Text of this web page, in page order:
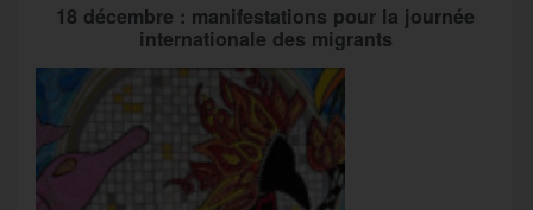
18 décembre : manifestations pour la journée
internationale des migrants